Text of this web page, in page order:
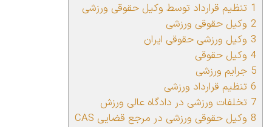
1 تنظیم قرارداد توسط وکیل حقوقی ورزشی
2 وکیل حقوقی ورزشی
3 وکیل ورزشی حقوقی ایران
4 وکیل حقوقی
5 جرایم ورزشی
6 تنظیم قرارداد ورزشی
7 تخلفات ورزشی در دادگاه عالی ورزش
8 وکیل حقوقی ورزشی در مرجع قضایی CAS